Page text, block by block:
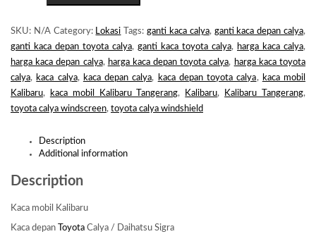
QUANTITY
SKU: N/A Category: Lokasi Tags:ganti kaca calya, ganti kaca depan calya,
ganti kaca depan toyota calya, ganti kaca toyota calya, harga kaca calya,
harga kaca depan calya, harga kaca depan toyota calya, harga kaca toyota
calya, kaca calya, kaca depan calya, kaca depan toyota calya, kaca mobil
Kalibaru, kaca mobil Kalibaru Tangerang, Kalibaru, Kalibaru Tangerang,
toyota calya windscreen, toyota calya windshield
Description
Additional information
Description
Kaca mobil Kalibaru
Kaca depan Toyota Calya / Daihatsu Sigra